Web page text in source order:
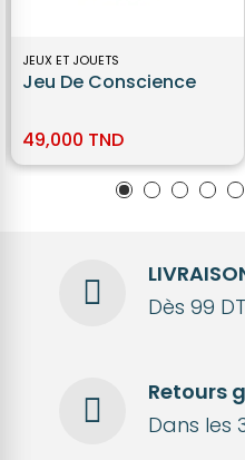
JEUX ET JOUETS
Jeu De Conscience
49,000 TND
Dès 99
Retours
Dans les